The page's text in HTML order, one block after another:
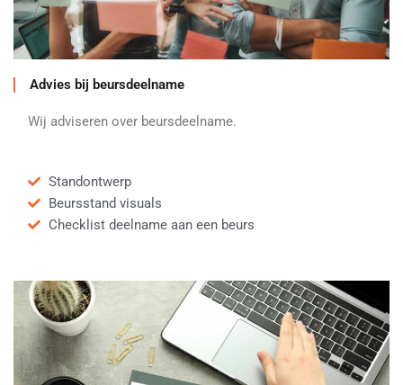
Advies bij beursdeelname
Wij adviseren over beursdeelname.
Standontwerp
Beursstand visuals
Checklist deelname aan een beurs